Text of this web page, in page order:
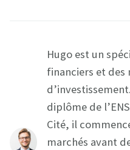
Hugo est un
financiers et des
diplôme de
Cité, il
marchés avant